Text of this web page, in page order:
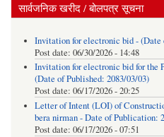
सार्वजनिक खरीद / बोलपत्र सूचना
Invitation for electronic bid - (Date
Post date: 06/30/2026 - 14:48
Invitation for electronic bid for the
(Date of Published: 2083/03/03)
Post date: 06/17/2026 - 20:25
Letter of Intent (LOI) of
bera nirman - Date of Publication:
Post date: 06/17/2026 - 07:51